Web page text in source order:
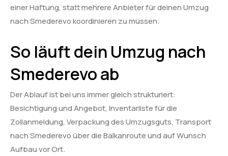
einer Haftung, statt mehrere Anbieter für deinen Umzug
nach Smederevo koordinieren zu müssen.
So läuft dein Umzug nach
Smederevo ab
Der Ablauf ist bei uns immer gleich strukturiert:
Besichtigung und Angebot, Inventarliste für die
Zollanmeldung, Verpackung des Umzugsguts, Transport
nach Smederevo über die Balkanroute und auf Wunsch
Aufbau vor Ort.